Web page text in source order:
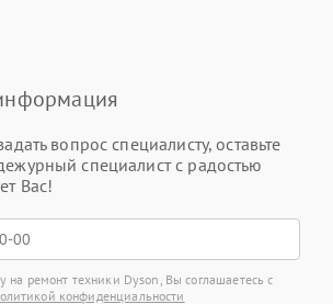
вопрос специалисту, оставьте
специалист с радостью
Вас!
на ремонт техники Dyson, Вы соглашаетесь с
конфиденциальности